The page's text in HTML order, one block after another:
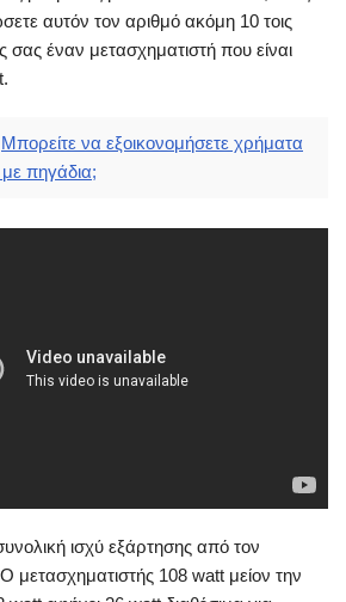
αυτόν τον αριθμό ακόμη 10 τοις
σας έναν μετασχηματιστή που είναι
Μπορείτε να εξοικονομήσετε χρήματα
με πηγάδια;
ισχύ εξάρτησης από τον
μετασχηματιστής 108 watt μείον την